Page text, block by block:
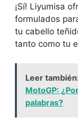
¡Sí! Liyumisa
formulados
tu cabello
tanto como tu
Leer
MotoGP:
palabras?